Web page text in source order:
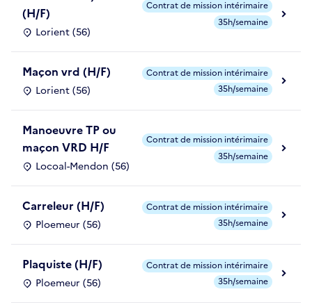
(H/F)
Lorient (56)
Contrat de mission intérimaire
35h/semaine
Maçon vrd (H/F)
Lorient (56)
Contrat de mission intérimaire
35h/semaine
Manoeuvre TP ou
maçon VRD H/F
Locoal-Mendon (56)
Contrat de mission intérimaire
35h/semaine
Carreleur (H/F)
Ploemeur (56)
Contrat de mission intérimaire
35h/semaine
Plaquiste (H/F)
Ploemeur (56)
Contrat de mission intérimaire
35h/semaine